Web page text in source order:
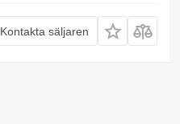
Kontakta säljaren